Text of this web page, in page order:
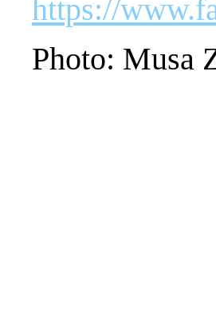
https://
Photo: Musa